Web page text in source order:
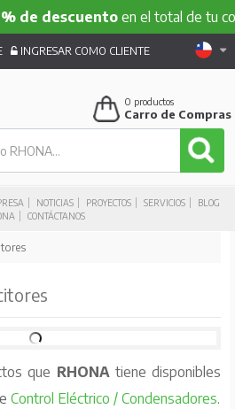
de descuentoen el total de tu
NOTICIAS PROYECTOS SERVICIOS
BLOG
CONTÁCTANOS
INGRESAR COMO CLIENTE
0 productos
Carro de Compras
que RHONAtiene disponibles
Control Eléctrico / Condensadores.